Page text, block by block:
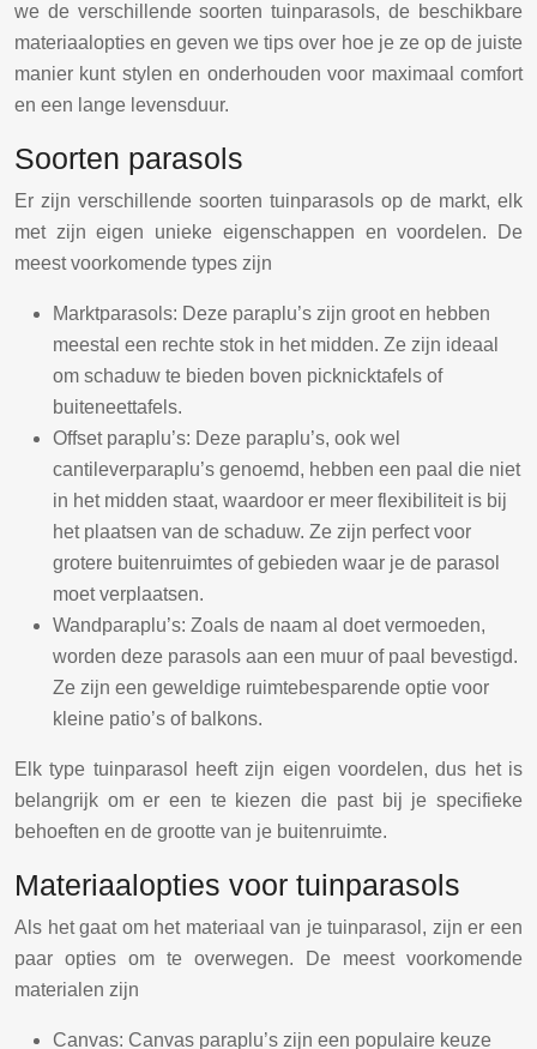
we de verschillende soorten tuinparasols, de beschikbare
materiaalopties en geven we tips over hoe je ze op de juiste
manier kunt stylen en onderhouden voor maximaal comfort
en een lange levensduur.
Soorten parasols
Er zijn verschillende soorten tuinparasols op de markt, elk
met zijn eigen unieke eigenschappen en voordelen. De
meest voorkomende types zijn
Marktparasols: Deze paraplu’s zijn groot en hebben
meestal een rechte stok in het midden. Ze zijn ideaal
om schaduw te bieden boven picknicktafels of
buiteneettafels.
Offset paraplu’s: Deze paraplu’s, ook wel
cantileverparaplu’s genoemd, hebben een paal die niet
in het midden staat, waardoor er meer flexibiliteit is bij
het plaatsen van de schaduw. Ze zijn perfect voor
grotere buitenruimtes of gebieden waar je de parasol
moet verplaatsen.
Wandparaplu’s: Zoals de naam al doet vermoeden,
worden deze parasols aan een muur of paal bevestigd.
Ze zijn een geweldige ruimtebesparende optie voor
kleine patio’s of balkons.
Elk type tuinparasol heeft zijn eigen voordelen, dus het is
belangrijk om er een te kiezen die past bij je specifieke
behoeften en de grootte van je buitenruimte.
Materiaalopties voor tuinparasols
Als het gaat om het materiaal van je tuinparasol, zijn er een
paar opties om te overwegen. De meest voorkomende
materialen zijn
Canvas: Canvas paraplu’s zijn een populaire keuze